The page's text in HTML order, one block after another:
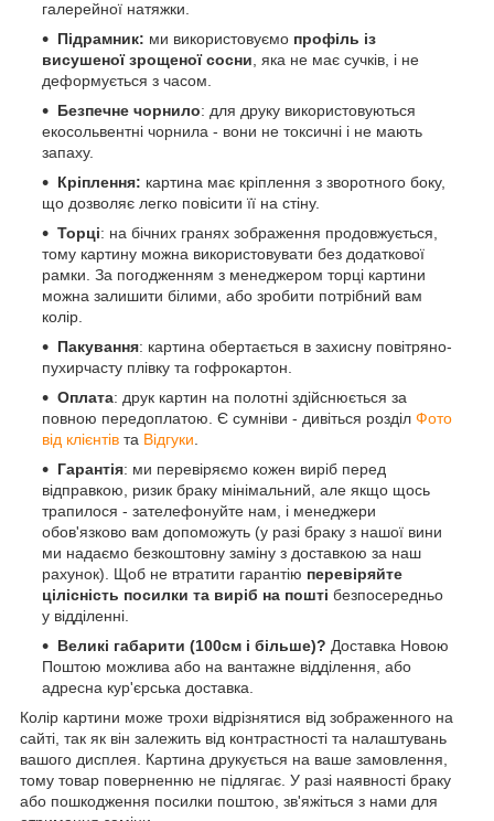
галерейної натяжки.
Підрамник: ми використовуємо профіль із
висушеної зрощеної сосни, яка не має сучків, і не
деформується з часом.
Безпечне чорнило: для друку використовуються
екосольвентні чорнила - вони не токсичні і не мають
запаху.
Кріплення: картина має кріплення з зворотного боку,
що дозволяє легко повісити її на стіну.
Торці: на бічних гранях зображення продовжується,
тому картину можна використовувати без додаткової
рамки. За погодженням з менеджером торці картини
можна залишити білими, або зробити потрібний вам
колір.
Пакування: картина обертається в захисну повітряно-
пухирчасту плівку та гофрокартон.
Оплата: друк картин на полотні здійснюється за
повною передоплатою. Є сумніви - дивіться розділ Фото
від клієнтів та Відгуки.
Гарантія: ми перевіряємо кожен виріб перед
відправкою, ризик браку мінімальний, але якщо щось
трапилося - зателефонуйте нам, і менеджери
обов'язково вам допоможуть (у разі браку з нашої вини
ми надаємо безкоштовну заміну з доставкою за наш
рахунок). Щоб не втратити гарантію перевіряйте
цілісність посилки та виріб на пошті безпосередньо
у відділенні.
Великі габарити (100см і більше)? Доставка Новою
Поштою можлива або на вантажне відділення, або
адресна кур'єрська доставка.
Колір картини може трохи відрізнятися від зображенного на
сайті, так як він залежить від контрастності та налаштувань
вашого дисплея. Картина друкується на ваше замовлення,
тому товар поверненню не підлягає. У разі наявності браку
або пошкодження посилки поштою, зв'яжіться з нами для